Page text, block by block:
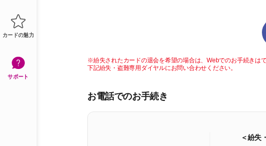
※紛失されたカードの退会を希望の場合は、Webでのお手続きはで
下記紛失・盗難専用ダイヤルにお問い合わせください。
お電話でのお手続き
＜紛失
カードの魅力
サポート